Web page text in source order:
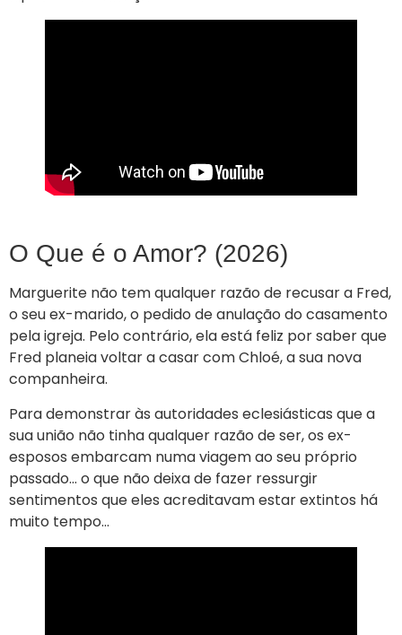
O Que é o Amor? (2026)
Marguerite não tem qualquer razão de recusar a Fred,
o seu ex-marido, o pedido de anulação do casamento
pela igreja. Pelo contrário, ela está feliz por saber que
Fred planeia voltar a casar com Chloé, a sua nova
companheira.
Para demonstrar às autoridades eclesiásticas que a
sua união não tinha qualquer razão de ser, os ex-
esposos embarcam numa viagem ao seu próprio
passado… o que não deixa de fazer ressurgir
sentimentos que eles acreditavam estar extintos há
muito tempo…